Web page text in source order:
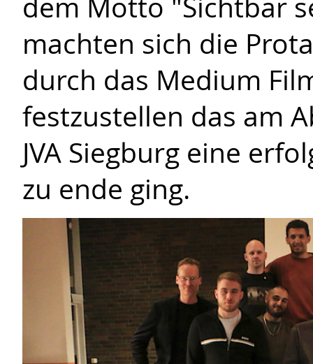
machten sich die
durch das Medium
festzustellen das am
JVA Siegburg eine
zu ende ging.